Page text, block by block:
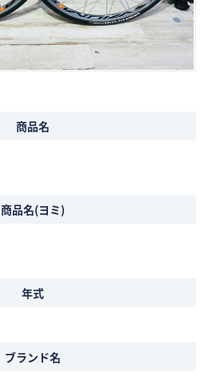
商品名
商品名(ヨミ)
年式
ブランド名